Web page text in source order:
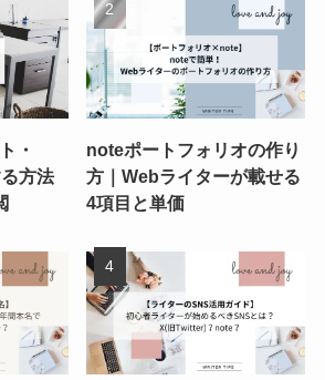
・
方法
noteポートフォリオの作り
方｜Webライターが載せる
4項目と単価